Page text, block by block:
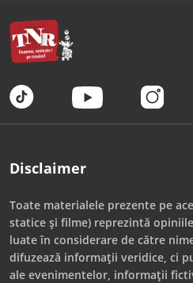
Disclaimer
Toate materialele prezente pe
statice și filme) reprezintă
luate în considerare de către
difuzează informații veridice, ci
ale evenimentelor, informații